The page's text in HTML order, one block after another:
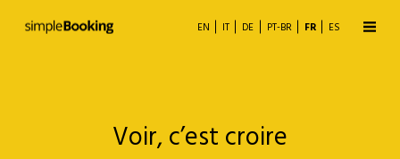
EN IT DE PT-BR FR ES
Voir, c’est croire